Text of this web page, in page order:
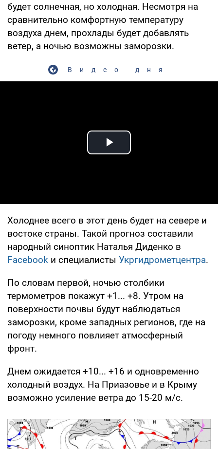
будет солнечная, но холодная. Несмотря на
сравнительно комфортную температуру
воздуха днем, прохлады будет добавлять
ветер, а ночью возможны заморозки.
Видео дня
Play Video
Холоднее всего в этот день будет на севере и
востоке страны. Такой прогноз составили
народный синоптик Наталья Диденко в
Facebook и специалисты Укргидрометцентра.
По словам первой, ночью столбики
термометров покажут +1... +8. Утром на
поверхности почвы будут наблюдаться
заморозки, кроме западных регионов, где на
погоду немного повлияет атмосферный
фронт.
Днем ожидается +10... +16 и одновременно
холодный воздух. На Приазовье и в Крыму
возможно усиление ветра до 15-20 м/с.